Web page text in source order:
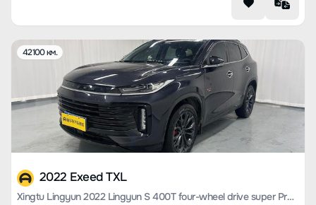
42100 км.
2022 Exeed TXL
Xingtu Lingyun 2022 Lingyun S 400T four-wheel drive super Pro Version